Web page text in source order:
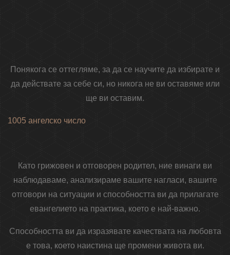
Понякога се оттегляме, за да се научите да избирате и
да действате за себе си, но никога не ви оставяме или
ще ви оставим.
1005 ангелско число
Като грижовен и отговорен родител, ние винаги ви
наблюдаваме, анализираме вашите нагласи, вашите
отговори на ситуации и способността ви да прилагате
евангелието на практика, което е най-важно.
Способността ви да изразявате качествата на любовта
е това, което наистина ще промени живота ви.